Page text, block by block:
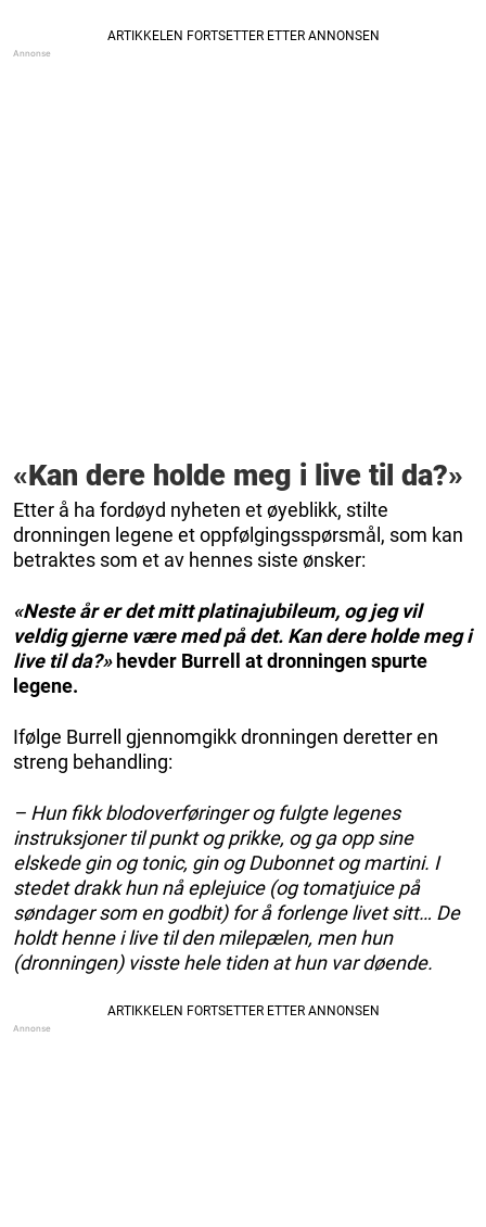
«Kan dere holde meg i live til da?»
Etter å ha fordøyd nyheten et øyeblikk, stilte
dronningen legene et oppfølgingsspørsmål, som kan
betraktes som et av hennes siste ønsker:
«Neste år er det mitt platinajubileum, og jeg vil
veldig gjerne være med på det. Kan dere holde meg i
live til da?»hevder Burrell at dronningen spurte
legene.
Ifølge Burrell gjennomgikk dronningen deretter en
streng behandling:
– Hun fikk blodoverføringer og fulgte legenes
instruksjoner til punkt og prikke, og ga opp sine
elskede gin og tonic, gin og Dubonnet og martini. I
stedet drakk hun nå eplejuice (og tomatjuice på
søndager som en godbit) for å forlenge livet sitt… De
holdt henne i live til den milepælen, men hun
(dronningen) visste hele tiden at hun var døende.